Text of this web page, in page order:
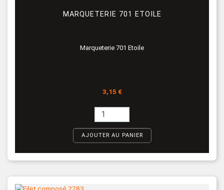
MARQUETERIE 701 ETOILE
Marqueterie 701 Etoile
Prix
3,15 €
AJOUTER AU PANIER